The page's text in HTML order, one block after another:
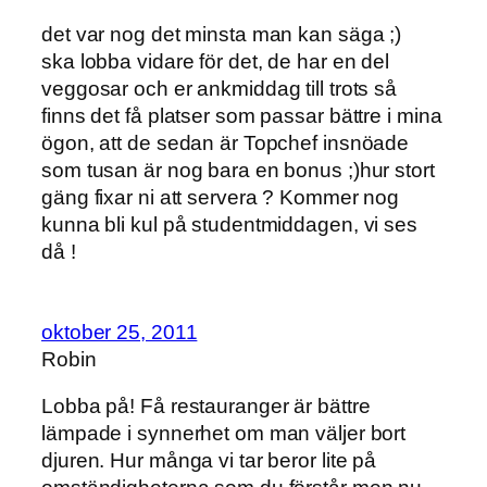
det var nog det minsta man kan säga ;)
ska lobba vidare för det, de har en del
veggosar och er ankmiddag till trots så
finns det få platser som passar bättre i mina
ögon, att de sedan är Topchef insnöade
som tusan är nog bara en bonus ;)hur stort
gäng fixar ni att servera ? Kommer nog
kunna bli kul på studentmiddagen, vi ses
då !
oktober 25, 2011
Robin
Lobba på! Få restauranger är bättre
lämpade i synnerhet om man väljer bort
djuren. Hur många vi tar beror lite på